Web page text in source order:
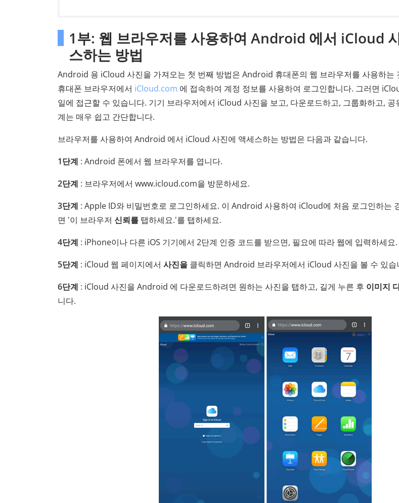
1부: 웹 브라우저를 사용하여 Android 에서 iCloud
스하는 방법
Android 용 iCloud 사진을 가져오는 첫 번째 방법은 Android 휴대폰의 웹 브라우저를 사용하는
휴대폰 브라우저에서 iCloud.com 에 접속하여 계정 정보를 사용하여 로그인합니다. 그러면
일에 접근할 수 있습니다. 기기 브라우저에서 iCloud 사진을 보고, 다운로드하고, 그룹화하고, 공
계는 매우 쉽고 간단합니다.
브라우저를 사용하여 Android 에서 iCloud 사진에 액세스하는 방법은 다음과 같습니다.
1단계 : Android 폰에서 웹 브라우저를 엽니다.
2단계 : 브라우저에서 www.icloud.com을 방문하세요.
3단계 : Apple ID와 비밀번호로 로그인하세요. 이 Android 사용하여 iCloud에 처음 로그인하는
면 '이 브라우저 신뢰를 탭하세요.'를 탭하세요.
4단계 : iPhone이나 다른 iOS 기기에서 2단계 인증 코드를 받으면, 필요에 따라 웹에 입력하세요.
5단계 : iCloud 웹 페이지에서 사진을 클릭하면 Android 브라우저에서 iCloud 사진을 볼 수 있습
6단계 : iCloud 사진을 Android 에 다운로드하려면 원하는 사진을 탭하고, 길게 누른 후 이미지
니다.